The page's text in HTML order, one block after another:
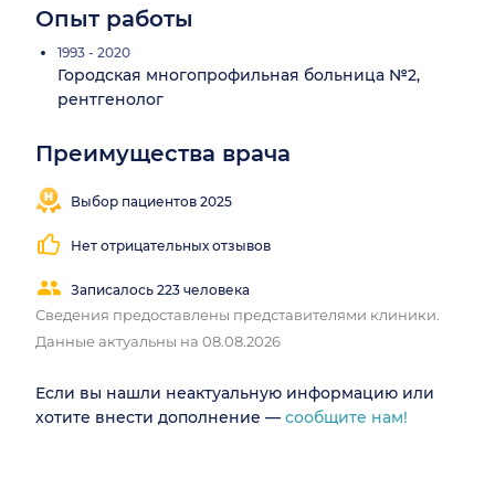
Опыт работы
1993 - 2020
Городская многопрофильная больница №2,
рентгенолог
Преимущества врача
Выбор пациентов 2025
Нет отрицательных отзывов
Записалось 223 человека
Сведения предоставлены представителями клиники.
Данные актуальны на 08.08.2026
Если вы нашли неактуальную информацию или
хотите внести дополнение — сообщите нам!